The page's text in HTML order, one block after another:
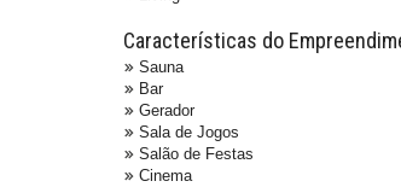
Características do
Sauna
Bar
Gerador
Sala de Jogos
Salão de Festas
Cinema